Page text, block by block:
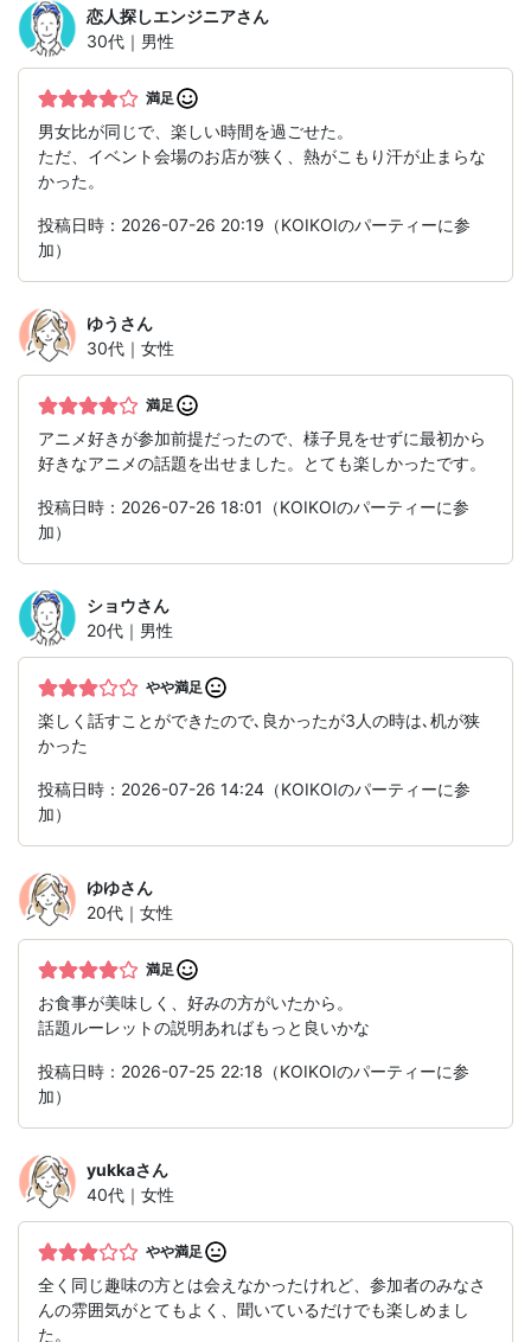
恋人探しエンジニアさん
30代｜男性
満足
男女比が同じで、楽しい時間を過ごせた。
ただ、イベント会場のお店が狭く、熱がこもり汗が止まらな
かった。
投稿日時：2026-07-26 20:19（KOIKOIのパーティーに参
加）
ゆう さん
30代｜女性
満足
アニメ好きが参加前提だったので、様子見をせずに最初から
好きなアニメの話題を出せました。とても楽しかったです。
投稿日時：2026-07-26 18:01（KOIKOIのパーティーに参
加）
ショウさん
20代｜男性
やや満足
楽しく話すことができたので､良かったが3人の時は､机が狭
かった
投稿日時：2026-07-26 14:24（KOIKOIのパーティーに参
加）
ゆゆさん
20代｜女性
満足
お食事が美味しく、好みの方がいたから。
話題ルーレットの説明あればもっと良いかな
投稿日時：2026-07-25 22:18（KOIKOIのパーティーに参
加）
yukkaさん
40代｜女性
やや満足
全く同じ趣味の方とは会えなかったけれど、参加者のみなさ
んの雰囲気がとてもよく、聞いているだけでも楽しめまし
た。